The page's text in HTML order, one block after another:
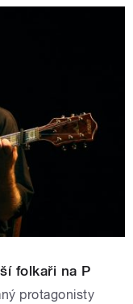
folkaři na P
protagonisty